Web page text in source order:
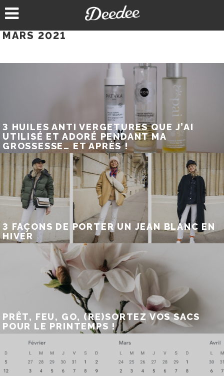
au
MARS 2021
3 HUILES ANTI VERGETURES QUE J’AI
UTILISÉ ET ADORÉ PENDANT MA
GROSSESSE… ET APRÈS !
3 FAÇONS DE PORTER UN JEAN BLANC EN
HIVER
PRÊT, FEU, GO, (RE)SORTEZ VOS SACS
POUR LE PRINTEMPS !